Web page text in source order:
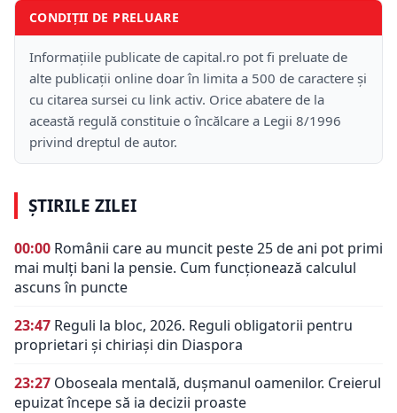
CONDIȚII DE PRELUARE
Informațiile publicate de capital.ro pot fi preluate de
alte publicații online doar în limita a 500 de caractere și
cu citarea sursei cu link activ. Orice abatere de la
această regulă constituie o încălcare a Legii 8/1996
privind dreptul de autor.
ȘTIRILE ZILEI
00:00 Românii care au muncit peste 25 de ani pot primi
mai mulți bani la pensie. Cum funcționează calculul
ascuns în puncte
23:47 Reguli la bloc, 2026. Reguli obligatorii pentru
proprietari și chiriași din Diaspora
23:27 Oboseala mentală, dușmanul oamenilor. Creierul
epuizat începe să ia decizii proaste